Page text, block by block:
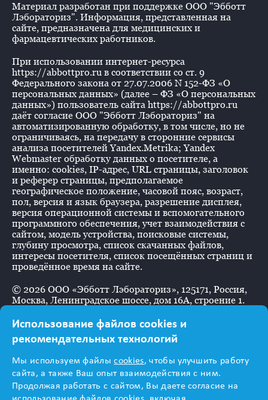
Материал разработан при поддержке ООО "Эбботт
Лэбораториз". Информация, представленная на
сайте, предназначена для медицинских и
фармацевтических работников.
При использовании интернет-ресурса
https://abbottpro.ru в соответствии со ст. 9
Федерального закона от 27.07.2006 N 152-ФЗ «О
персональных данных» (далее – ФЗ «О персональных
данных») пользователь сайта https://abbottpro.ru
даёт согласие ООО "Эбботт Лэбораториз" на
автоматизированную обработку, в том числе, но не
ограничиваясь, на передачу в сторонние сервисы
анализа посетителей Yandex.Metrika; Yandex
Webmaster обработку данных о посетителе, а
именно: cookies, IP-адрес, URL страницы, заголовок
и реферер страницы, предполагаемое
географическое положение, часовой пояс, возраст,
пол, версия и язык браузера, разрешение дисплея,
версия операционной системы и вспомогательного
программного обеспечения, учет взаимодействия с
сайтом, модель устройства, поисковые системы,
глубину просмотра, список скачанных файлов,
интересы посетителя, список посещённых страниц и
проведённое время на сайте.
© 2026 ООО «Эбботт Лэбораториз», 125171, Россия,
Москва, Ленинградское шоссе, дом 16А, строение 1.
Информация
предназначена для
Использование файлов cookies и
рекомендательных технологий
Мы используем файлыcookies, чтобы улучшить работу
сайта, а также Ваш опыт взаимодействия с ним.
Продолжая работать с сайтом, Вы даете согласие на